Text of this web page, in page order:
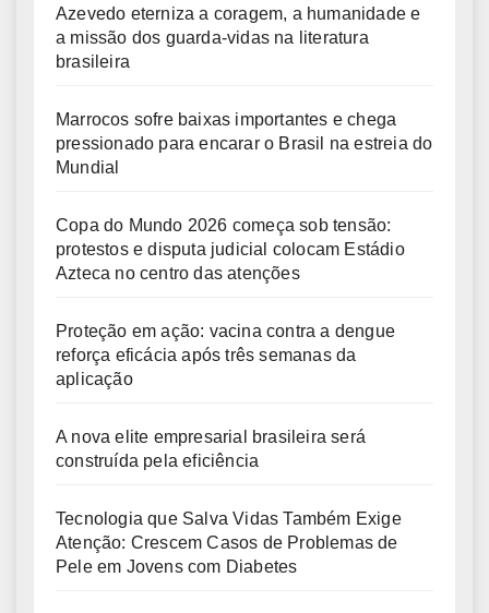
Azevedo eterniza a coragem, a humanidade e
a missão dos guarda-vidas na literatura
brasileira
Marrocos sofre baixas importantes e chega
pressionado para encarar o Brasil na estreia do
Mundial
Copa do Mundo 2026 começa sob tensão:
protestos e disputa judicial colocam Estádio
Azteca no centro das atenções
Proteção em ação: vacina contra a dengue
reforça eficácia após três semanas da
aplicação
A nova elite empresarial brasileira será
construída pela eficiência
Tecnologia que Salva Vidas Também Exige
Atenção: Crescem Casos de Problemas de
Pele em Jovens com Diabetes